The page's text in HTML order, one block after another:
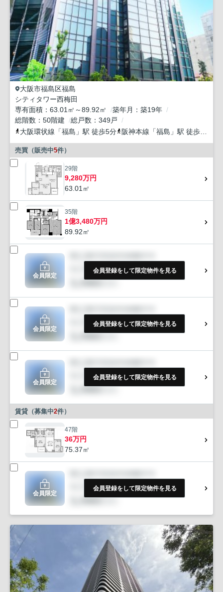
大阪市福島区福島
シティタワー西梅田
専有面積
63.01㎡～89.92㎡ 築年月
築19年
総階数
50階建 総戸数
349戸
大阪環状線 「福島 」駅 徒歩5分 阪神本線 「福島 」駅 徒歩7分
売買（販売中5件）
29階
9,280万円
63.01㎡
35階
1億3,480万円
89.92㎡
会員限定
会員登録をして限定物件を見る
会員限定
会員登録をして限定物件を見る
会員限定
会員登録をして限定物件を見る
賃貸（募集中2件）
47階
36万円
75.37㎡
会員限定
会員登録をして限定物件を見る